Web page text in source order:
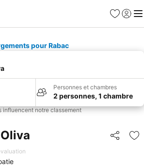
Favoris
Se
pour Rabac
Personnes et chambres
2 personnes, 1 chambre
influencent notre classement
Partager